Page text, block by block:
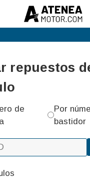
repuestos
de
Por
bastidor